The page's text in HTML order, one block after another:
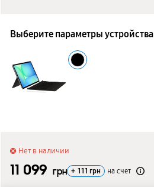
Выберите параметры устройства
Нет в наличии
11 099 грн + 111 грн на счет